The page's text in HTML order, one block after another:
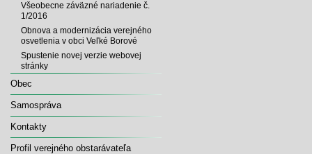
Všeobecne záväzné nariadenie č.
1/2016
Obnova a modernizácia verejného
osvetlenia v obci Veľké Borové
Spustenie novej verzie webovej
stránky
Obec
Samospráva
Kontakty
Profil verejného obstarávateľa